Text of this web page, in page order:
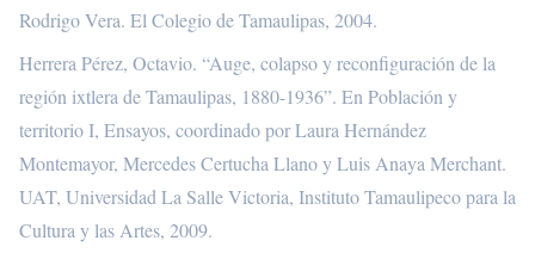
Rodrigo Vera. El Colegio de Tamaulipas, 2004.
Herrera Pérez, Octavio. “Auge, colapso y reconfiguración de la
región ixtlera de Tamaulipas, 1880-1936”. En Población y
territorio I, Ensayos, coordinado por Laura Hernández
Montemayor, Mercedes Certucha Llano y Luis Anaya Merchant.
UAT, Universidad La Salle Victoria, Instituto Tamaulipeco para la
Cultura y las Artes, 2009.